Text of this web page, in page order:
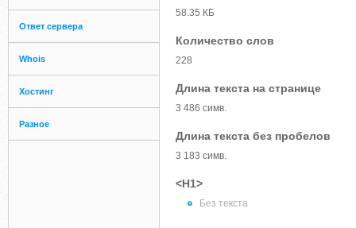
Ответ сервера
Whois
Хостинг
Разное
58.35 КБ
Количество слов
228
Длина текста на странице
3 486 симв.
Длина текста без пробелов
3 183 симв.
<H1>
Без текста